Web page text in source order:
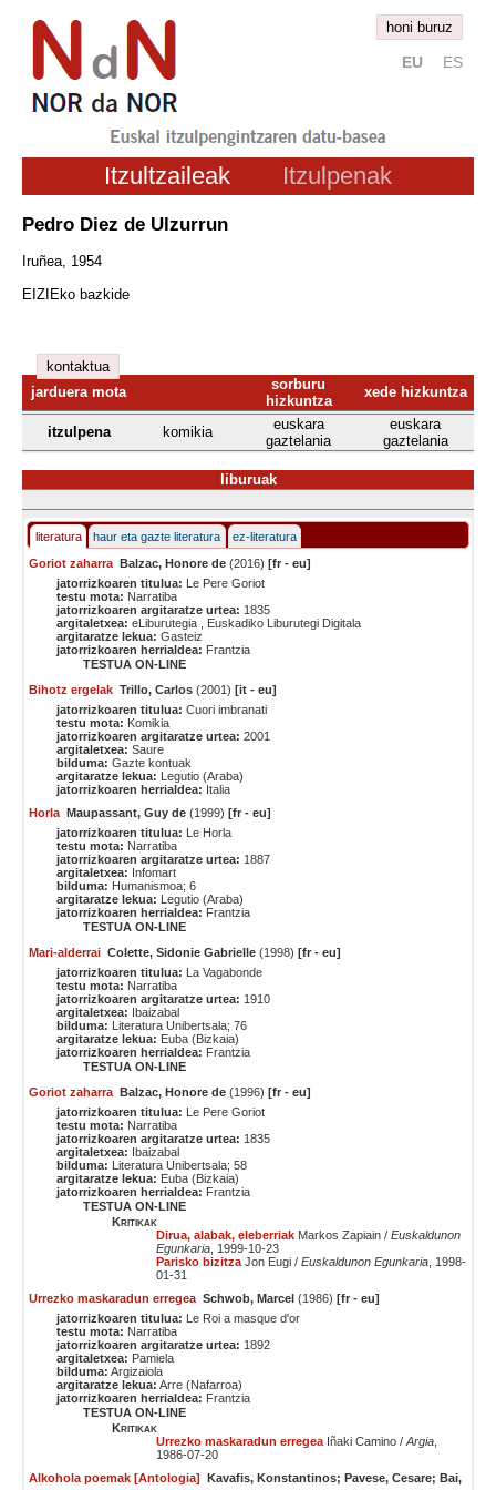
honi buruz
EU ES
Itzultzaileak Itzulpenak
Pedro Diez de Ulzurrun
Iruñea, 1954
EIZIEko bazkide
kontaktua
jarduera mota
sorburu
hizkuntza
xede hizkuntza
itzulpena komikia
euskara
gaztelania
euskara
gaztelania
liburuak
literatura haur eta gazte literatura
ez-literatura
Goriot zaharra Balzac, Honore de (2016)[fr - eu]
jatorrizkoaren titulua: Le Pere Goriot
testu mota: Narratiba
jatorrizkoaren argitaratze urtea: 1835
argitaletxea: eLiburutegia , Euskadiko Liburutegi Digitala
argitaratze lekua: Gasteiz
jatorrizkoaren herrialdea: Frantzia
TESTUA ON-LINE
Bihotz ergelak Trillo, Carlos (2001)[it - eu]
jatorrizkoaren titulua: Cuori imbranati
testu mota: Komikia
jatorrizkoaren argitaratze urtea: 2001
argitaletxea: Saure
bilduma: Gazte kontuak
argitaratze lekua: Legutio (Araba)
jatorrizkoaren herrialdea: Italia
Horla Maupassant, Guy de (1999)[fr - eu]
jatorrizkoaren titulua: Le Horla
testu mota: Narratiba
jatorrizkoaren argitaratze urtea: 1887
argitaletxea: Infomart
bilduma: Humanismoa; 6
argitaratze lekua: Legutio (Araba)
jatorrizkoaren herrialdea: Frantzia
TESTUA ON-LINE
Mari-alderrai Colette, Sidonie Gabrielle (1998)[fr - eu]
jatorrizkoaren titulua: La Vagabonde
testu mota: Narratiba
jatorrizkoaren argitaratze urtea: 1910
argitaletxea: Ibaizabal
bilduma: Literatura Unibertsala; 76
argitaratze lekua: Euba (Bizkaia)
jatorrizkoaren herrialdea: Frantzia
TESTUA ON-LINE
Goriot zaharra Balzac, Honore de (1996)[fr - eu]
jatorrizkoaren titulua: Le Pere Goriot
testu mota: Narratiba
jatorrizkoaren argitaratze urtea: 1835
argitaletxea: Ibaizabal
bilduma: Literatura Unibertsala; 58
argitaratze lekua: Euba (Bizkaia)
jatorrizkoaren herrialdea: Frantzia
TESTUA ON-LINE
Kritikak
Dirua, alabak, eleberriak Markos Zapiain /Euskaldunon
Egunkaria , 1999-10-23
Parisko bizitza Jon Eugi /Euskaldunon Egunkaria , 1998-
01-31
Urrezko maskaradun erregea Schwob, Marcel (1986)[fr - eu]
jatorrizkoaren titulua: Le Roi a masque d'or
testu mota: Narratiba
jatorrizkoaren argitaratze urtea: 1892
argitaletxea: Pamiela
bilduma: Argizaiola
argitaratze lekua: Arre (Nafarroa)
jatorrizkoaren herrialdea: Frantzia
TESTUA ON-LINE
Kritikak
Urrezko maskaradun erregea Iñaki Camino /Argia
1986-07-20
Alkohola poemak [Antologia]
Kavafis, Konstantinos; Pavese, Cesare; Bai,